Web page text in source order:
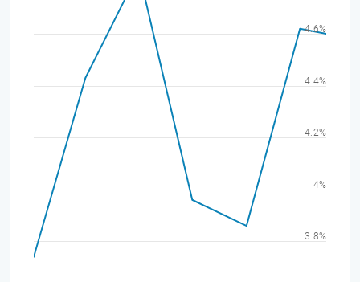
3.8%
4%
4.2%
4.4%
4.6%